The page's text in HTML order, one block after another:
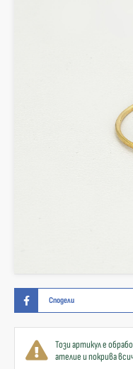
Сподели
Този артикул е
ателие и покрива